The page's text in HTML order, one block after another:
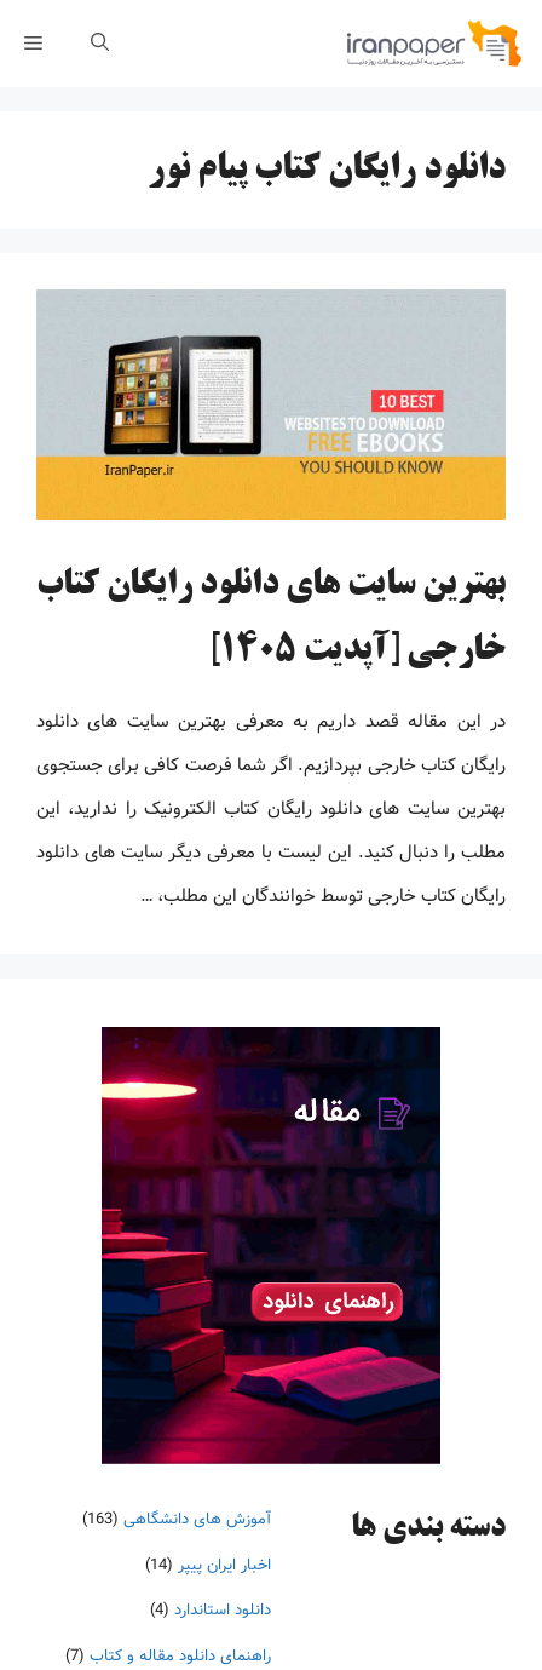
پرش
دانلود رایگان کتاب پیام نور
بهترین سایت های دانلود رایگان کتاب
خارجی [آپدیت 1405]
در این مقاله قصد داریم به معرفی بهترین سایت های دانلود
رایگان کتاب خارجی بپردازیم. اگر شما فرصت کافی برای جستجوی
بهترین سایت های دانلود رایگان کتاب الکترونیک را ندارید، این
مطلب را دنبال کنید. این لیست با معرفی دیگر سایت های دانلود
رایگان کتاب خارجی توسط خوانندگان این مطلب، …
دسته‌ بندی ها آموزش های دانشگاهی (163)
اخبار ایران پیپر (14)
دانلود استاندارد (4)
راهنمای دانلود مقاله و کتاب (7)